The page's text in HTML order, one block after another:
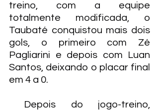
treino, com a equipe
totalmente modificada, o
Taubaté conquistou mais dois
gols, o primeiro com Zé
Pagliarini e depois com Luan
Santos, deixando o placar final
em 4 a 0.
Depois do jogo-treino,